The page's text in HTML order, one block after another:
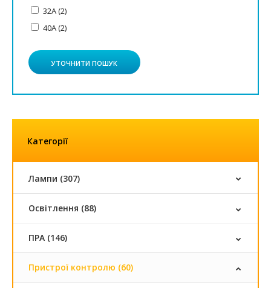
32А (2)
40А (2)
УТОЧНИТИ ПОШУК
Категорії
Лампи (307)
Освітлення (88)
ПРА (146)
Пристрої контролю (60)